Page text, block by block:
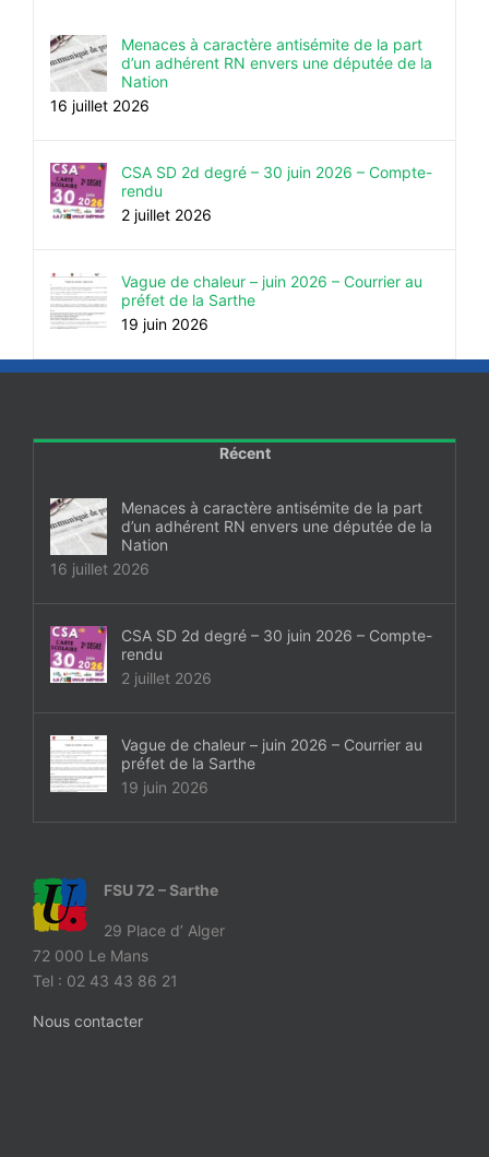
Menaces à caractère antisémite de la part
d’un adhérent RN envers une députée de la
Nation
16 juillet 2026
CSA SD 2d degré – 30 juin 2026 – Compte-
rendu
2 juillet 2026
Vague de chaleur – juin 2026 – Courrier au
préfet de la Sarthe
19 juin 2026
Récent
Menaces à caractère antisémite de la part
d’un adhérent RN envers une députée de la
Nation
16 juillet 2026
CSA SD 2d degré – 30 juin 2026 – Compte-
rendu
2 juillet 2026
Vague de chaleur – juin 2026 – Courrier au
préfet de la Sarthe
19 juin 2026
FSU 72 – Sarthe
29 Place d’ Alger
72 000 Le Mans
Tel : 02 43 43 86 21
Nous contacter